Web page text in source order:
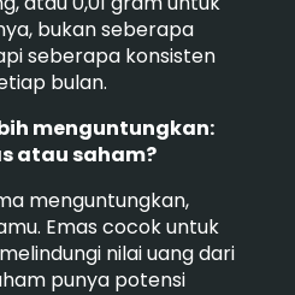
bukan seberapa
seberapa konsisten
bulan.
menguntungkan:
atau saham?
menguntungkan,
Emas cocok untuk
nilai uang dari
punya potensi